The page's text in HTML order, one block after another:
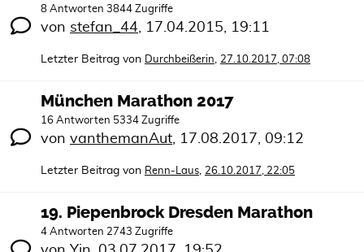
8 Antworten 3844 Zugriffe
von stefan_44 17.04.2015, 19:11
Letzter Beitrag von Durchbeißerin 27.10.2017, 07:08
München Marathon 2017
16 Antworten 5334 Zugriffe
von vanthemanAut 17.08.2017, 09:12
Letzter Beitrag von Renn-Laus 26.10.2017, 22:05
19. Piepenbrock Dresden Marathon
4 Antworten 2743 Zugriffe